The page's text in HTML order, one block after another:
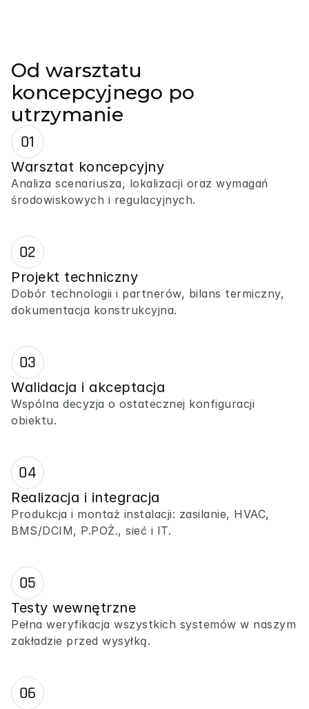
Od warsztatu
koncepcyjnego po
utrzymanie
01
Warsztat koncepcyjny
Analiza scenariusza, lokalizacji oraz wymagań
środowiskowych i regulacyjnych.
02
Projekt techniczny
Dobór technologii i partnerów, bilans termiczny,
dokumentacja konstrukcyjna.
03
Walidacja i akceptacja
Wspólna decyzja o ostatecznej konfiguracji
obiektu.
04
Realizacja i integracja
Produkcja i montaż instalacji: zasilanie, HVAC,
BMS/DCIM, P.POŻ., sieć i IT.
05
Testy wewnętrzne
Pełna weryfikacja wszystkich systemów w naszym
zakładzie przed wysyłką.
06